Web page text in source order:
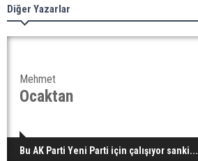
Diğer Yazarlar
Mehmet
Ocaktan
Bu AK Parti Yeni Parti için çalışıyor sanki...